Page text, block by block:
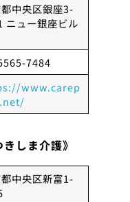
中央区銀座3-
ニュー銀座ビル
7484
www.carep
しま介護》
中央区新富1-